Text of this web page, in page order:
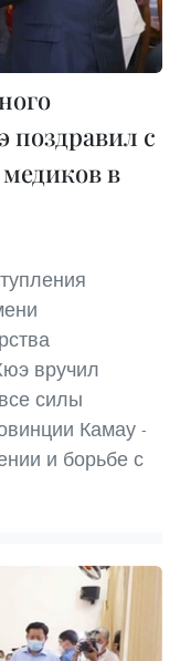
с
в
вручил
силы
Камау -
и борьбе с